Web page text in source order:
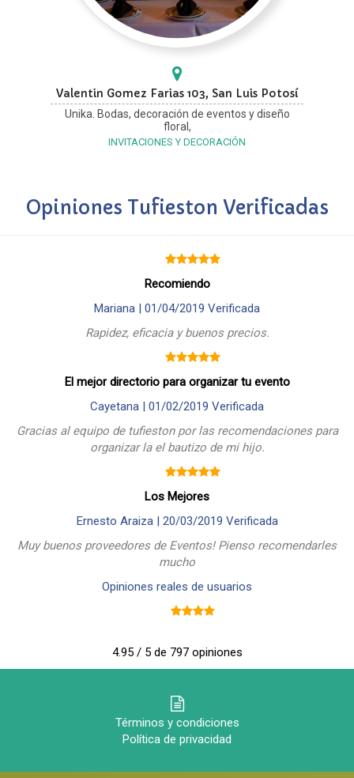
Valentin Gomez Farias 103, San Luis Potosí
Unika. Bodas, decoración de eventos y diseño
floral,
INVITACIONES Y DECORACIÓN
Opiniones Tufieston Verificadas
Recomiendo
Mariana | 01/04/2019 Verificada
Rapidez, eficacia y buenos precios.
El mejor directorio para organizar tu evento
Cayetana | 01/02/2019 Verificada
Gracias al equipo de tufieston por las recomendaciones para
organizar la el bautizo de mi hijo.
Los Mejores
Ernesto Araiza | 20/03/2019 Verificada
Muy buenos proveedores de Eventos! Pienso recomendarles
mucho
Opiniones reales de usuarios
4.95 / 5 de 797 opiniones
Términos y condiciones
Política de privacidad